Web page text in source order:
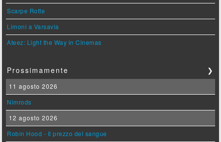
Scarpe Rotte
Limoni a Varsavia
Ateez: Light the Way in Cinemas
Prossimamente ❯
11 agosto 2026
Nimrods
12 agosto 2026
Robin Hood - Il prezzo del sangue